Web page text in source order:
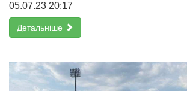
05.07.23 20:17
Детальніше